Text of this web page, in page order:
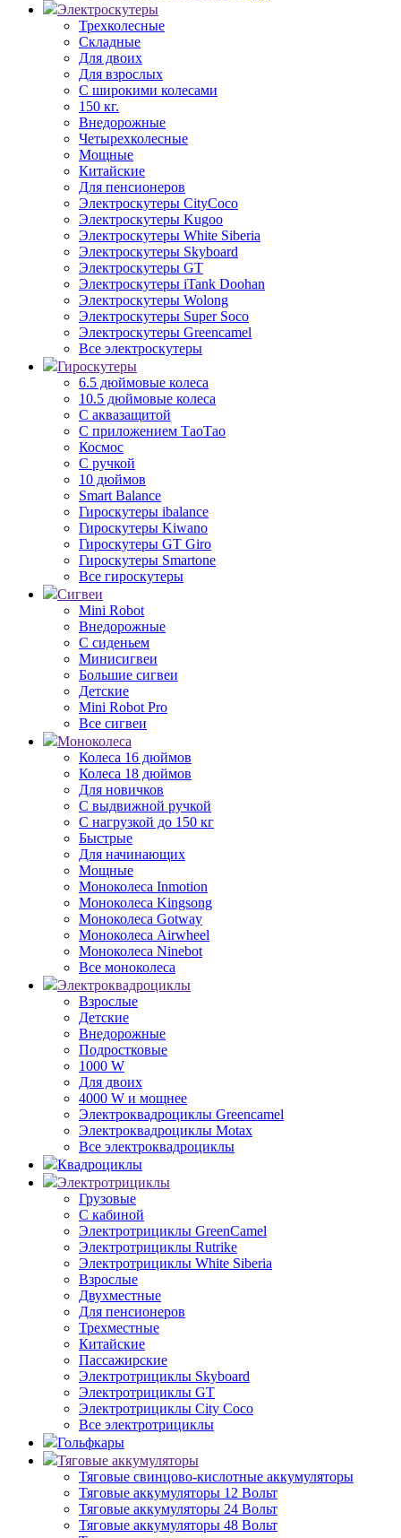
Электроскутеры
Трехколесные
Складные
Для двоих
Для взрослых
С широкими колесами
150 кг.
Внедорожные
Четырехколесные
Мощные
Китайские
Для пенсионеров
Электроскутеры CityCoco
Электроскутеры Kugoo
Электроскутеры White Siberia
Электроскутеры Skyboard
Электроскутеры GT
Электроскутеры iTank Doohan
Электроскутеры Wolong
Электроскутеры Super Soco
Электроскутеры Greencamel
Все электроскутеры
Гироскутеры
6.5 дюймовые колеса
10.5 дюймовые колеса
С аквазащитой
С приложением ТаоТао
Космос
С ручкой
10 дюймов
Smart Balance
Гироскутеры ibalance
Гироскутеры Kiwano
Гироскутеры GT Giro
Гироскутеры Smartone
Все гироскутеры
Сигвеи
Mini Robot
Внедорожные
С сиденьем
Минисигвеи
Большие сигвеи
Детские
Mini Robot Pro
Все сигвеи
Моноколеса
Колеса 16 дюймов
Колеса 18 дюймов
Для новичков
С выдвижной ручкой
С нагрузкой до 150 кг
Быстрые
Для начинающих
Мощные
Моноколеса Inmotion
Моноколеса Kingsong
Моноколеса Gotway
Моноколеса Airwheel
Моноколеса Ninebot
Все моноколеса
Электроквадроциклы
Взрослые
Детские
Внедорожные
Подростковые
1000 W
Для двоих
4000 W и мощнее
Электроквадроциклы Greencamel
Электроквадроциклы Motax
Все электроквадроциклы
Квадроциклы
Электротрициклы
Грузовые
С кабиной
Электротрициклы GreenCamel
Электротрициклы Rutrike
Электротрициклы White Siberia
Взрослые
Двухместные
Для пенсионеров
Трехместные
Китайские
Пассажирские
Электротрициклы Skyboard
Электротрициклы GT
Электротрициклы City Coco
Все электротрициклы
Гольфкары
Тяговые аккумуляторы
Тяговые свинцово-кислотные аккумуляторы
Тяговые аккумуляторы 12 Вольт
Тяговые аккумуляторы 24 Вольт
Тяговые аккумуляторы 48 Вольт